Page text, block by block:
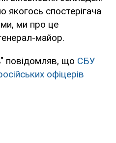
спостерігача
ми про це
майор.
повідомляв, що СБУ
офіцерів